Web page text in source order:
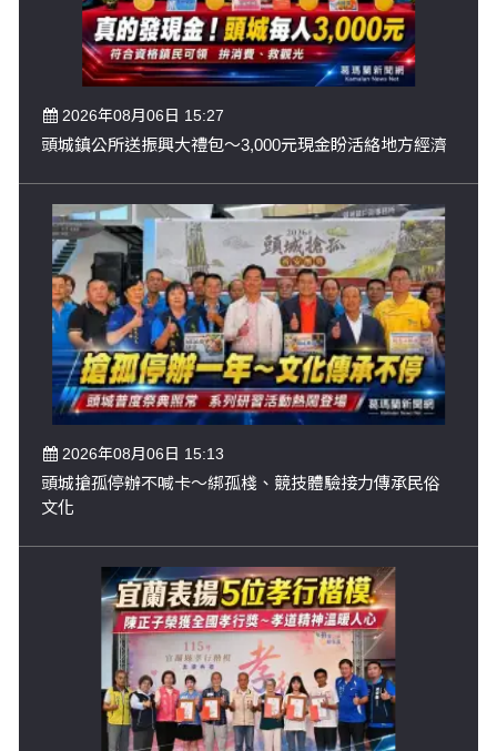
2026年08月06日 15:27
頭城鎮公所送振興大禮包～3,000元現金盼活絡地方經濟
2026年08月06日 15:13
頭城搶孤停辦不喊卡～綁孤棧、競技體驗接力傳承民俗
文化